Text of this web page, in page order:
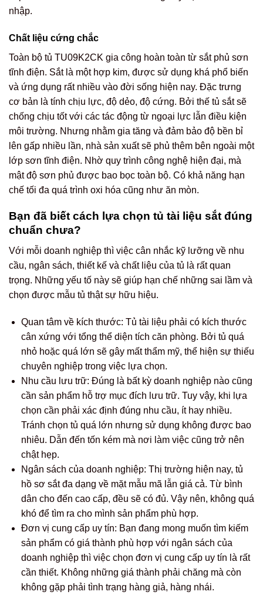
nhập.
Chất liệu cứng chắc
Toàn bộ tủ TU09K2CK gia công hoàn toàn từ sắt phủ sơn
tĩnh điện. Sắt là một hợp kim, được sử dụng khá phổ biến
và ứng dụng rất nhiều vào đời sống hiện nay. Đặc trưng
cơ bản là tính chịu lực, độ dẻo, độ cứng. Bởi thế tủ sắt sẽ
chống chịu tốt với các tác động từ ngoại lực lẫn điều kiện
môi trường. Nhưng nhằm gia tăng và đảm bảo độ bền bỉ
lên gấp nhiều lần, nhà sản xuất sẽ phủ thêm bên ngoài một
lớp sơn tĩnh điện. Nhờ quy trình công nghệ hiện đại, mà
mật độ sơn phủ được bao bọc toàn bộ. Có khả năng hạn
chế tối đa quá trình oxi hóa cũng như ăn mòn.
Bạn đã biết cách lựa chọn tủ tài liệu sắt đúng
chuẩn chưa?
Với mỗi doanh nghiệp thì việc cân nhắc kỹ lưỡng về nhu
cầu, ngân sách, thiết kế và chất liệu của tủ là rất quan
trọng. Những yếu tố này sẽ giúp hạn chế những sai lầm và
chọn được mẫu tủ thật sự hữu hiệu.
Quan tâm về kích thước: Tủ tài liệu phải có kích thước
cân xứng với tổng thể diện tích căn phòng. Bởi tủ quá
nhỏ hoặc quá lớn sẽ gây mất thẩm mỹ, thể hiện sự thiếu
chuyên nghiệp trong việc lựa chọn.
Nhu cầu lưu trữ: Đúng là bất kỳ doanh nghiệp nào cũng
cần sản phẩm hỗ trợ mục đích lưu trữ. Tuy vậy, khi lựa
chọn cần phải xác định đúng nhu cầu, ít hay nhiều.
Tránh chọn tủ quá lớn nhưng sử dụng không được bao
nhiêu. Dẫn đến tốn kém mà nơi làm việc cũng trở nên
chật hẹp.
Ngân sách của doanh nghiệp: Thị trường hiện nay, tủ
hồ sơ sắt đa dạng về mặt mẫu mã lẫn giá cả. Từ bình
dân cho đến cao cấp, đều sẽ có đủ. Vậy nên, không quá
khó để tìm ra cho mình sản phẩm phù hợp.
Đơn vị cung cấp uy tín: Bạn đang mong muốn tìm kiếm
sản phẩm có giá thành phù hợp với ngân sách của
doanh nghiệp thì việc chọn đơn vị cung cấp uy tín là rất
cần thiết. Không những giá thành phải chăng mà còn
không gặp phải tình trạng hàng giả, hàng nhái.